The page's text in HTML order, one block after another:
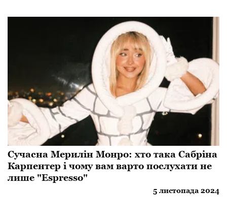
Сучасна Мерилін Монро: хто така Сабріна
Карпентер і чому вам варто послухати не
лише "Espresso"
5 листопада 2024